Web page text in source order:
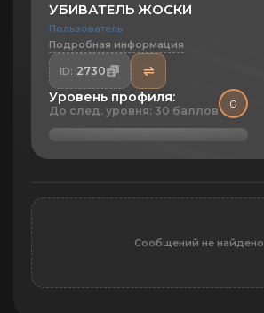
УБИВАТЕЛЬ ЖОСКИ
Пользователь
Подробная информация
ID: 2730
0
Уровень профиля:
До след. уровня: 30 баллов
Сообщений не найдено